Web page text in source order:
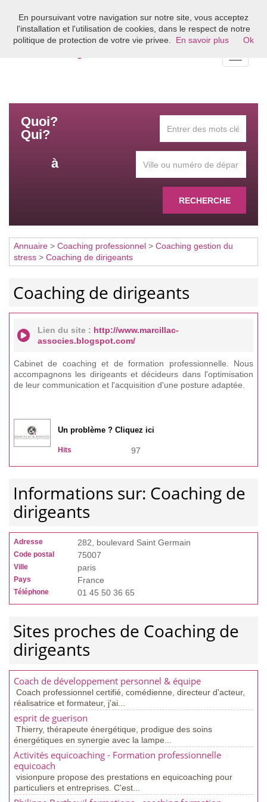
Bienvenue sur l'annuaire du coaching en France
Quoi?
Qui?
à
RECHERCHE
Annuaire > Coaching professionnel > Coaching gestion du
stress > Coaching de dirigeants
Coaching de dirigeants
Lien du site : http://www.marcillac-
associes.blogspot.com/
Cabinet de coaching et de formation professionnelle. Nous
accompagnons les dirigeants et décideurs dans l'optimisation
de leur communication et l'acquisition d'une posture adaptée.
Un problème ? Cliquez ici
Hits 97
Informations sur: Coaching de
dirigeants
Adresse 282, boulevard Saint Germain
Code postal 75007
Ville paris
Pays France
Téléphone 01 45 50 36 65
Sites proches de Coaching de
dirigeants
Coach de développement personnel & équipe
Coach professionnel certifié, comédienne, directeur d'acteur,
réalisatrice et formateur, j'ai...
esprit de guerison
Thierry, thérapeute énergétique, prodigue des soins
énergétiques en synergie avec la lampe...
Activités equicoaching - Formation professionnelle
equicoach
visionpure propose des prestations en equicoaching pour
particuliers et entreprises. C'est...
En poursuivant votre navigation sur notre site, vous acceptez
l'installation et l'utilisation de cookies, dans le respect de notre
politique de protection de votre vie privee.
En savoir plus Ok